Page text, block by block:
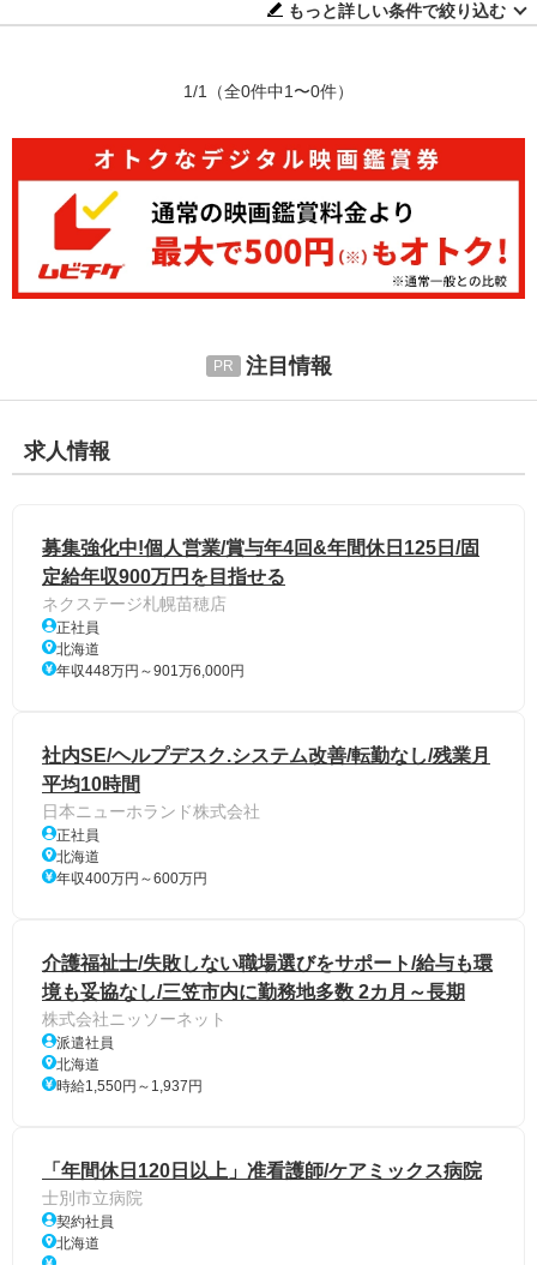
もっと詳しい条件で絞り込む
1/1 （全0件中1〜0件）
注目情報
求人情報
募集強化中!個人営業/賞与年4回&年間休日125日/固
定給年収900万円を目指せる
ネクステージ札幌苗穂店
正社員
北海道
年収448万円～901万6,000円
社内SE/ヘルプデスク.システム改善/転勤なし/残業月
平均10時間
日本ニューホランド株式会社
正社員
北海道
年収400万円～600万円
介護福祉士/失敗しない職場選びをサポート/給与も環
境も妥協なし/三笠市内に勤務地多数 2カ月～長期
株式会社ニッソーネット
派遣社員
北海道
時給1,550円～1,937円
「年間休日120日以上」准看護師/ケアミックス病院
士別市立病院
契約社員
北海道